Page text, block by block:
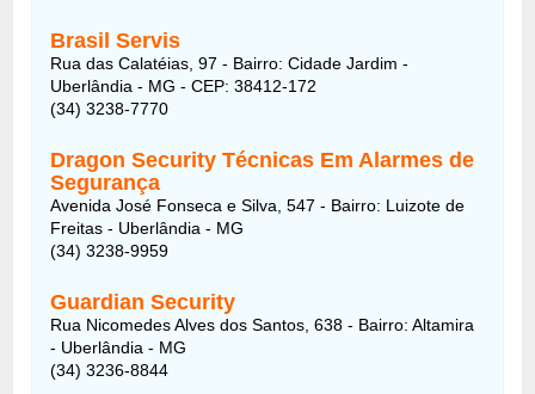
Brasil Servis
Rua das Calatéias, 97 - Bairro: Cidade Jardim -
Uberlândia - MG - CEP: 38412-172
(34) 3238-7770
Dragon Security Técnicas Em Alarmes de
Segurança
Avenida José Fonseca e Silva, 547 - Bairro: Luizote de
Freitas - Uberlândia - MG
(34) 3238-9959
Guardian Security
Rua Nicomedes Alves dos Santos, 638 - Bairro: Altamira
- Uberlândia - MG
(34) 3236-8844